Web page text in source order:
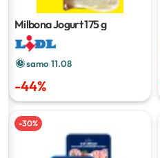
Milbona Jogurt175 g
samo 11.08
-44%
-30%